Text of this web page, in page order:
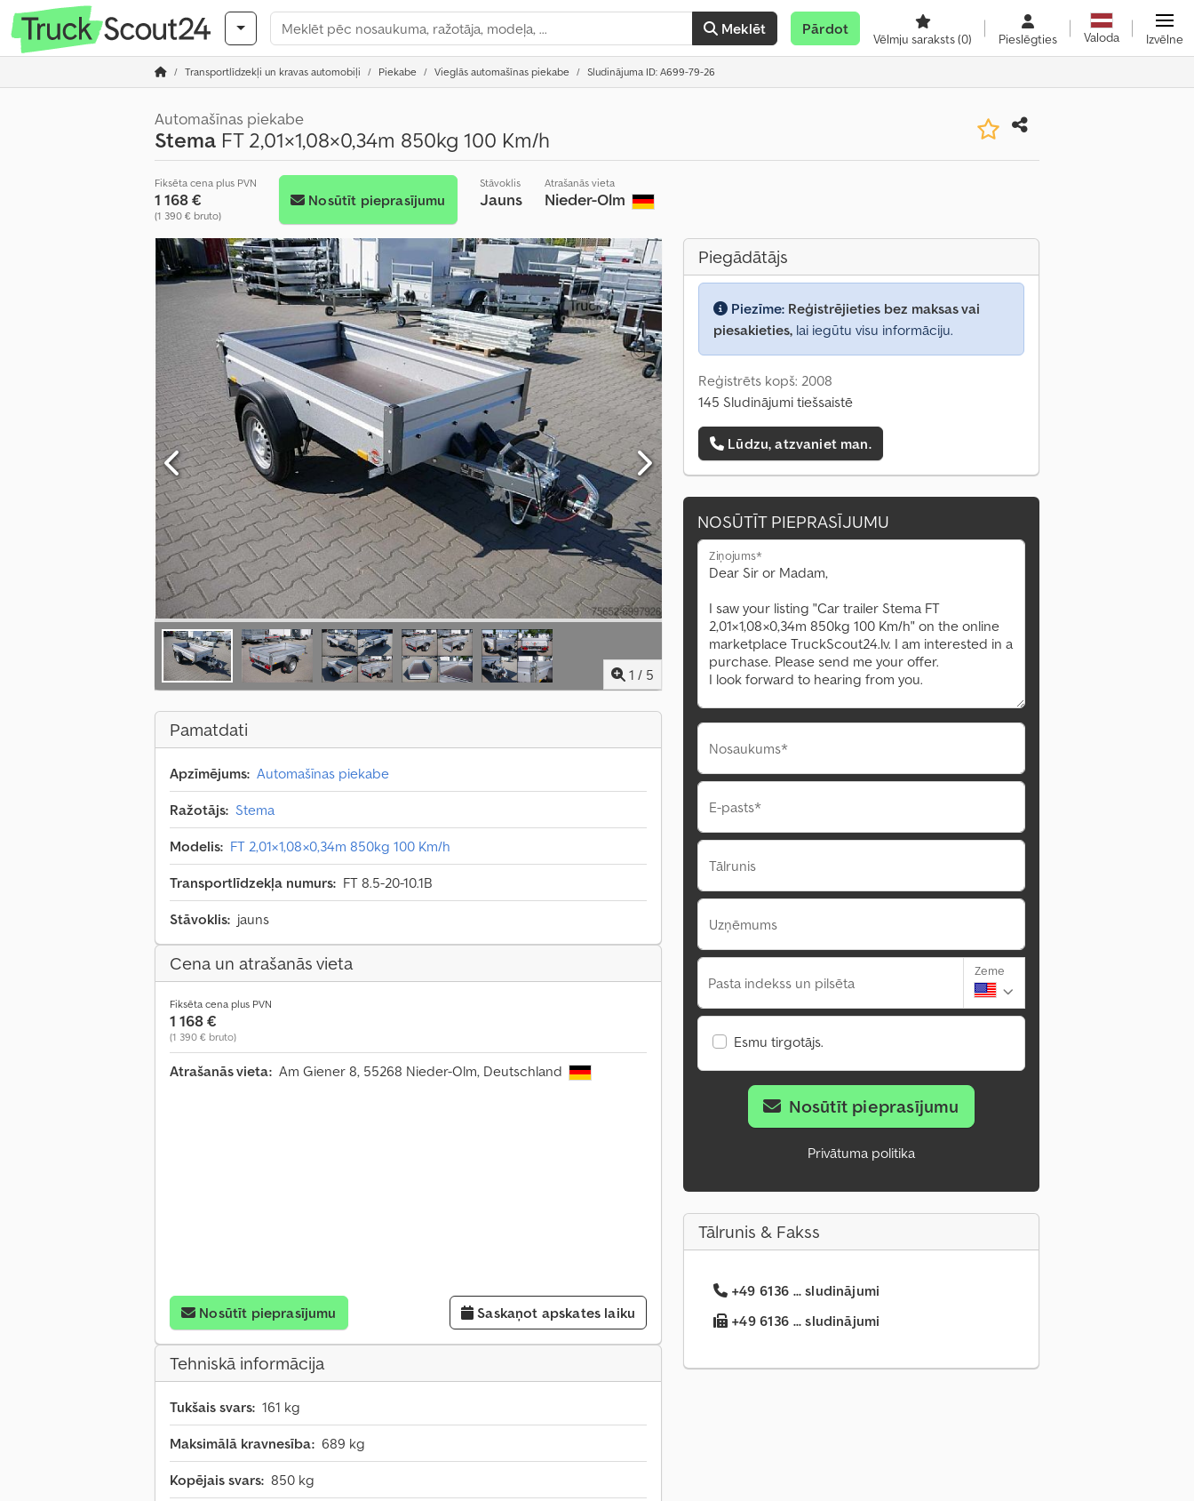
Meklēt Pārdot
Vēlmju saraksts(0) Pieslēgties Valoda Izvēlne
Transportlīdzekļi un kravas automobiļi Piekabe Vieglās automašīnas piekabe Sludinājuma ID: A699-79-26
Automašīnas piekabe
Stema FT 2,01×1,08×0,34m 850kg 100 Km/h
Fiksēta cena plus PVN
1 168 €
(1 390 € bruto)
Nosūtīt pieprasījumu
Stāvoklis
Jauns
Atrašanās vieta
Nieder-Olm
1 / 5
Pamatdati
Apzīmējums: Automašīnas piekabe
Ražotājs: Stema
Modelis: FT 2,01×1,08×0,34m 850kg 100 Km/h
Transportlīdzekļa numurs: FT 8.5-20-10.1B
Stāvoklis: jauns
Cena un atrašanās vieta
Fiksēta cena plus PVN
1 168 €
(1 390 € bruto)
Atrašanās vieta: Am Giener 8, 55268 Nieder-Olm, Deutschland
Nosūtīt pieprasījumu Saskaņot apskates laiku
Tehniskā informācija
Tukšais svars: 161 kg
Maksimālā kravnesība: 689 kg
Kopējais svars: 850 kg
Piegādātājs
Piezīme: Reģistrējieties bez maksas vai
piesakieties, lai iegūtu visu informāciju.
Reģistrēts kopš: 2008
145 Sludinājumi tiešsaistē
Lūdzu, atzvaniet man.
NOSŪTĪT PIEPRASĪJUMU
Ziņojums*
Nosaukums*
E-pasts*
Tālrunis
Uzņēmums
Pasta indekss un pilsēta
Zeme
Esmu tirgotājs.
Nosūtīt pieprasījumu
Privātuma politika
Tālrunis & Fakss
+49 6136 ... sludinājumi
+49 6136 ... sludinājumi